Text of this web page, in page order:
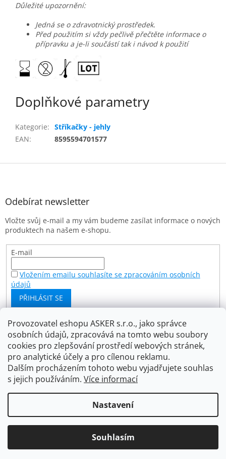
Provozovatel eshopu ASKER s.r.o., jako správce
osobních údajů, zpracovává na tomto webu soubory
cookies pro zlepšování prostředí webových stránek,
pro analytické účely a pro cílenou reklamu.
Dalším procházením tohoto webu vyjadřujete souhlas
s jejich používáním. Více informací
Nastavení
Souhlasím
Důležité upozornění:
Jedná se o zdravotnický prostředek.
Před použitím si vždy pečlivě přečtěte informace o
přípravku a je-li součástí tak i návod k použití
Doplňkové parametry
Kategorie: Stříkačky - jehly
EAN: 8595594701577
Z
Odebírat newsletter
Vložte svůj e-mail a my vám budeme zasílat informace o nových
produktech na našem e-shopu.
E-mail
Vložením emailu souhlasíte se zpracováním osobních
údajů
PŘIHLÁSIT SE
Facebook
Asker s.r.o.
Copyright 2026Asker s.r.o.. Všechna práva vyhrazena.
Upravit nastavení cookies